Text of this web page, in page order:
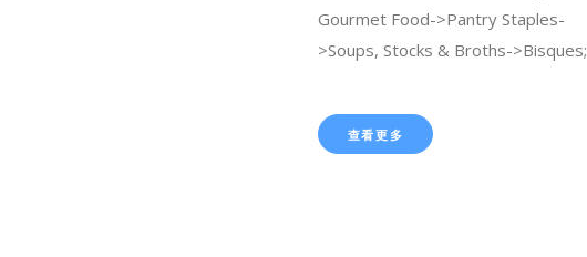
Gourmet Food->Pantry Staples-
>Soups, Stocks & Broths->Bisques;
查看更多